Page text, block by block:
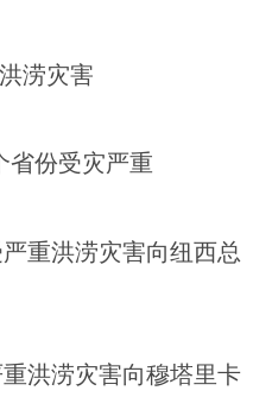
涝灾害
省份受灾严重
重洪涝灾害向纽西总
洪涝灾害向穆塔里卡